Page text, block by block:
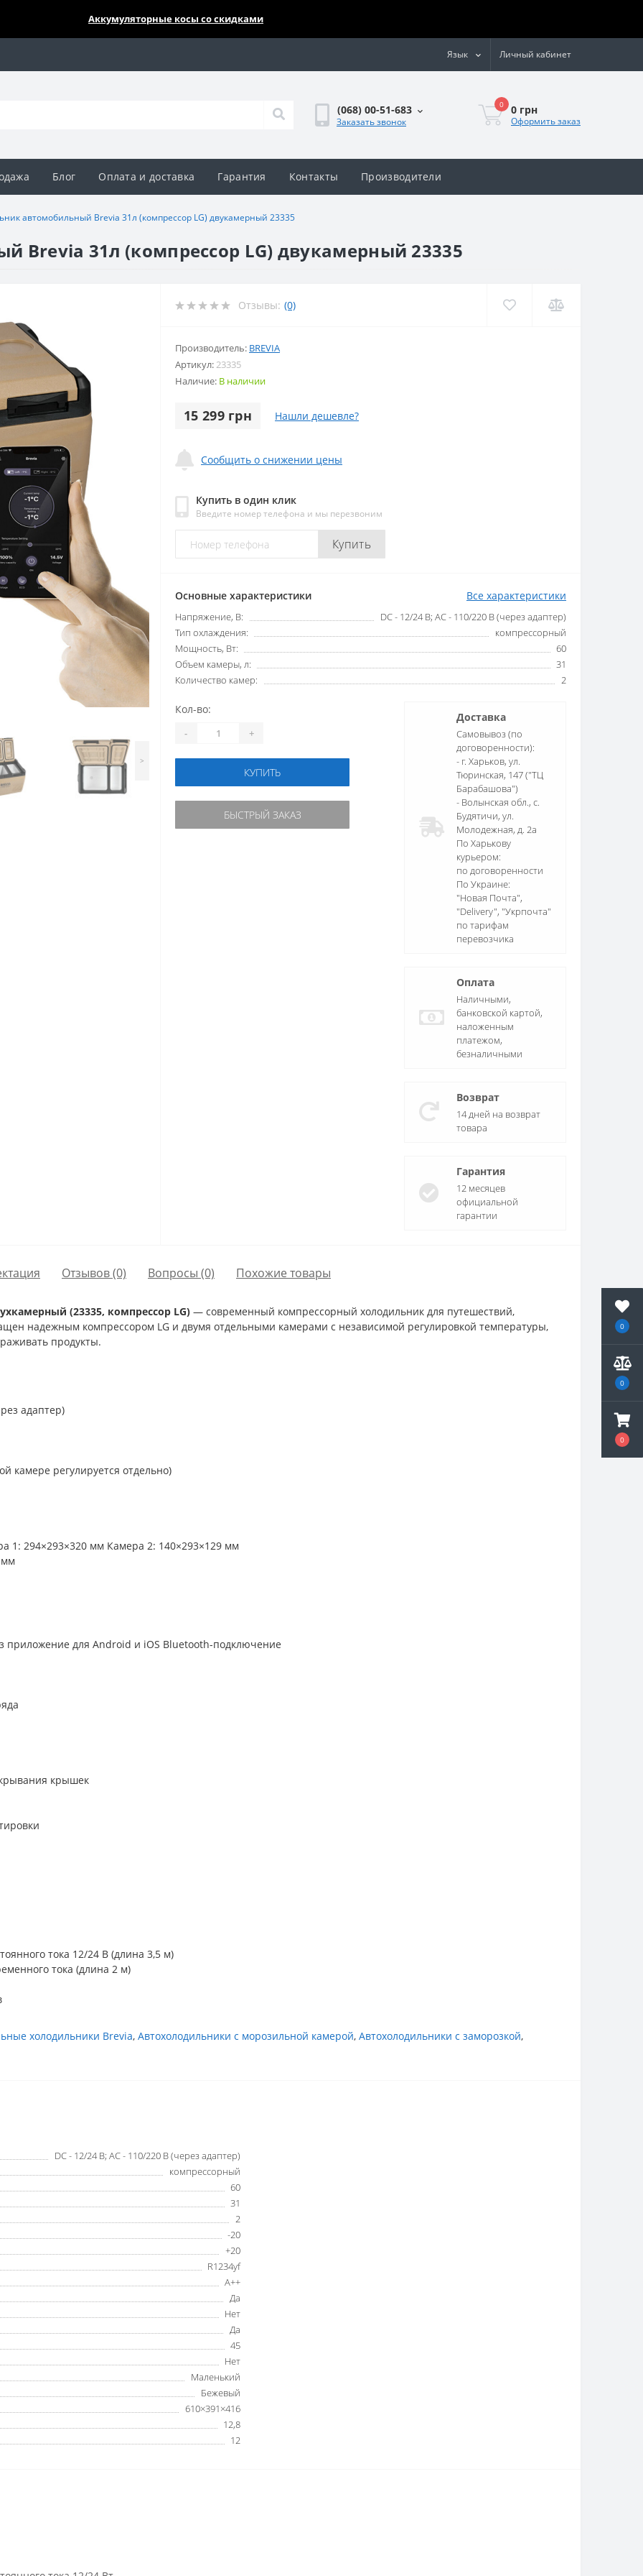
0
0
0
Аккумуляторные косы со скидками
Язык Личный кабинет
(068) 00-51-683
Заказать звонок
0 0 грн
Оформить заказ
Блог Оплата и доставка Гарантия Контакты Производители
автомобильный Brevia 31л (компрессор LG) двукамерный 23335
Brevia 31л (компрессор LG) двукамерный 23335
>
Отзывы: (0)
Производитель: BREVIA
Артикул:23335
Наличие: В наличии
15 299 грн Нашли дешевле?
Сообщить о снижении цены
Купить в один клик
Введите номер телефона и мы перезвоним
Купить
Основные характеристики Все характеристики
Напряжение, В:
DC - 12/24 В; AC - 110/220 В (через адаптер)
Тип охлаждения:
компрессорный
Мощность, Вт:
60
Объем камеры, л:
31
Количество камер:
2
Кол-во:
- +
КУПИТЬ
БЫСТРЫЙ ЗАКАЗ
Доставка
Самовывоз (по
договоренности):
- г. Харьков, ул.
Тюринская, 147 ("ТЦ
Барабашова")
- Волынская обл., c.
Будятичи, ул.
Молодежная, д. 2а
По Харькову
курьером:
по договоренности
По Украине:
"Новая Почта",
"Delivery", "Укрпочта"
по тарифам
перевозчика
Оплата
Наличными,
банковской картой,
наложенным
платежом,
безналичными
Возврат
14 дней на возврат
товара
Гарантия
12 месяцев
официальной
гарантии
Отзывов (0) Вопросы (0) Похожие товары
(23335, компрессор LG) — современный компрессорный холодильник для путешествий,
надежным компрессором LG и двумя отдельными камерами с независимой регулировкой температуры,
продукты.
адаптер)
камере регулируется отдельно)
1: 294×293×320 мм Камера 2: 140×293×129 мм
приложение для Android и iOS Bluetooth-подключение
крышек
тока 12/24 В (длина 3,5 м)
тока (длина 2 м)
холодильники Brevia, Автохолодильники с морозильной камерой, Автохолодильники с заморозкой,
DC - 12/24 В; AC - 110/220 В (через адаптер)
компрессорный
60
31
2
-20
+20
R1234yf
А++
Да
Нет
Да
45
Нет
Маленький
Бежевый
610×391×416
12,8
12